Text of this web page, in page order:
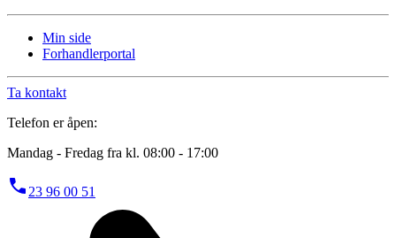
Min side
Forhandlerportal
Ta kontakt
Telefon er åpen:
Mandag - Fredag fra kl. 08:00 - 17:00
23 96 00 51